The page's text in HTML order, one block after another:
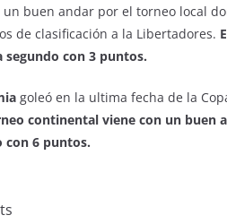
buen andar por el torneo local
de clasificación a la Libertadores.
segundo con 3 puntos.
goleó en la ultima fecha de la
continental viene con un buen
con 6 puntos.